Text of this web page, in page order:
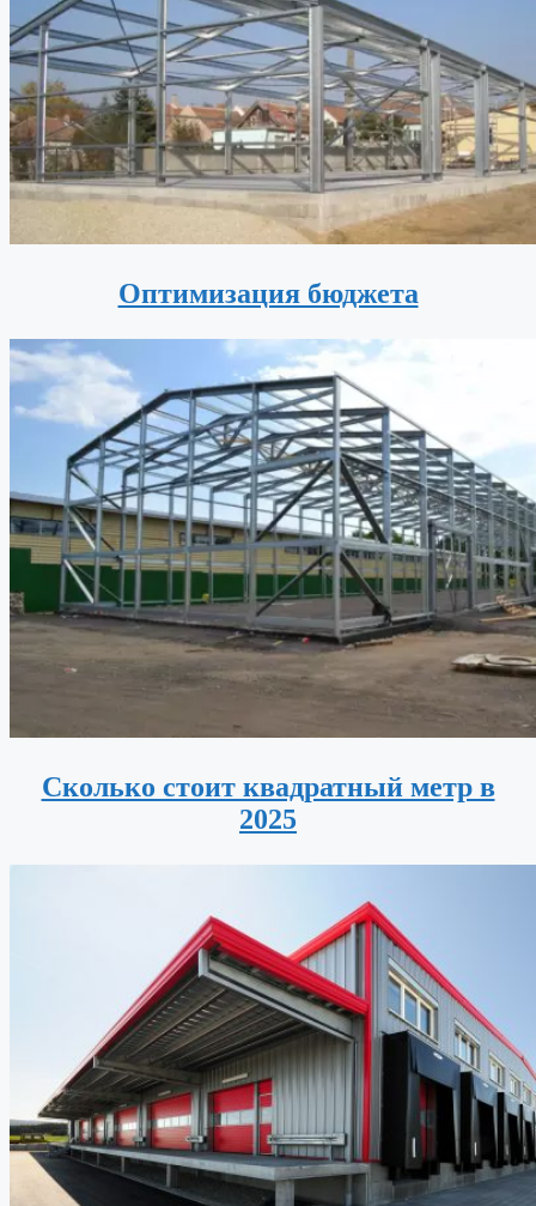
Оптимизация бюджета
Сколько стоит квадратный метр в
2025